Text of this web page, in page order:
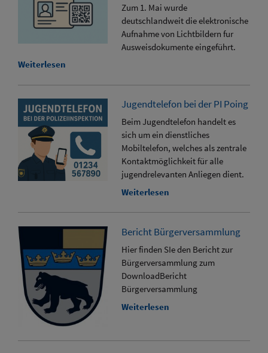
Zum 1. Mai wurde
deutschlandweit die elektronische
Aufnahme von Lichtbildern fur
Ausweisdokumente eingeführt.
Weiterlesen
Jugendtelefon bei der PI Poing
Beim Jugendtelefon handelt es
sich um ein dienstliches
Mobiltelefon, welches als zentrale
Kontaktmöglichkeit für alle
jugendrelevanten Anliegen dient.
Weiterlesen
Bericht Bürgerversammlung
Hier finden SIe den Bericht zur
Bürgerversammlung zum
DownloadBericht
Bürgerversammlung
Weiterlesen